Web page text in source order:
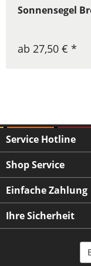
Sonnensegel
ab 27,50 € *
Service Hotline
Shop Service
Einfache Zahlung
Ihre Sicherheit